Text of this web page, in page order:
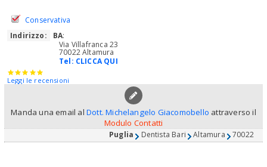
Conservativa
Indirizzo:
BA:
Via Villafranca 23
70022 Altamura
Tel: CLICCA QUI
Leggi le recensioni
Manda una email al Dott. Michelangelo Giacomobello attraverso il
Modulo Contatti
Puglia Dentista Bari Altamura 70022